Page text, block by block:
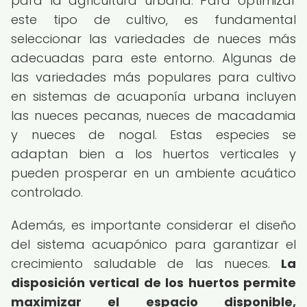
este tipo de cultivo, es fundamental
seleccionar las variedades de nueces más
adecuadas para este entorno. Algunas de
las variedades más populares para cultivo
en sistemas de acuaponía urbana incluyen
las nueces pecanas, nueces de macadamia
y nueces de nogal. Estas especies se
adaptan bien a los huertos verticales y
pueden prosperar en un ambiente acuático
controlado.
Además, es importante considerar el diseño
del sistema acuapónico para garantizar el
crecimiento saludable de las nueces. La
disposición vertical de los huertos permite
maximizar el espacio disponible,